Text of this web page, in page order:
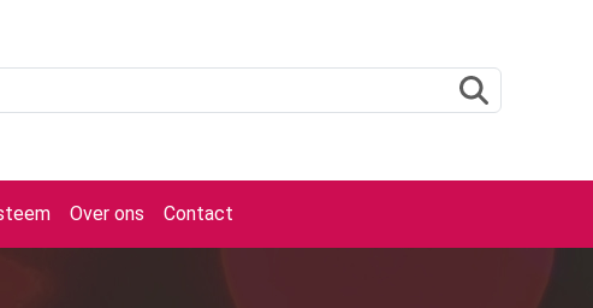
Over ons Contact